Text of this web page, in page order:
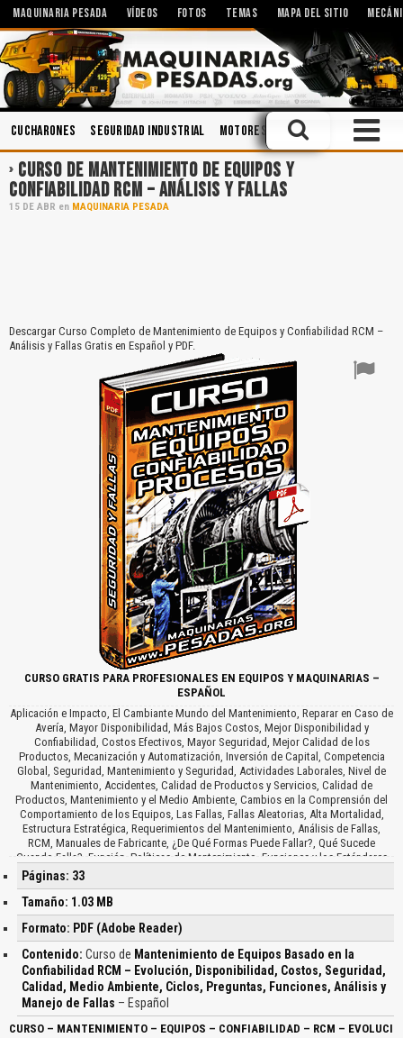
MAQUINARIA PESADA VÍDEOS FOTOS TEMAS MAPA DEL SITIO
Cucharones Seguridad Industrial Motores Accidentes
CURSO DE MANTENIMIENTO DE EQUIPOS Y
CONFIABILIDAD RCM – ANÁLISIS Y FALLAS
15 DE ABR en MAQUINARIA PESADA
Descargar Curso Completo de Mantenimiento de Equipos y Confiabilidad RCM –
Análisis y Fallas Gratis en Español y PDF.
CURSO GRATIS PARA PROFESIONALES EN EQUIPOS Y MAQUINARIAS –
ESPAÑOL
Aplicación e Impacto, El Cambiante Mundo del Mantenimiento, Reparar en Caso de
Avería, Mayor Disponibilidad, Más Bajos Costos, Mejor Disponibilidad y
Confiabilidad, Costos Efectivos, Mayor Seguridad, Mejor Calidad de los
Productos, Mecanización y Automatización, Inversión de Capital, Competencia
Global, Seguridad, Mantenimiento y Seguridad, Actividades Laborales, Nivel de
Mantenimiento, Accidentes, Calidad de Productos y Servicios, Calidad de
Productos, Mantenimiento y el Medio Ambiente, Cambios en la Comprensión del
Comportamiento de los Equipos, Las Fallas, Fallas Aleatorias, Alta Mortalidad,
Estructura Estratégica, Requerimientos del Mantenimiento, Análisis de Fallas,
RCM, Manuales de Fabricante, ¿De Qué Formas Puede Fallar?, Qué Sucede
Cuando Falla?, Función, Políticas de Mantenimiento, Funciones y los Estándares
de Funcionamiento, Funciones Primarias, Control o Comodidad, Protección,
Economía, Eficiencia, Integridad, Estructural, Análisis AMEF, AMFE o FMEA,
Función, Bombear Agua, Falla Funcional, Modo de Falla, Efecto de Falla,
Consecuencias de las Fallas, Fallas Ocultas, Consecuencias para la Seguridad y el
Medio Ambiente, Consecuencias Operacionales, Consecuencias no Operacionales,
Políticas de Manejo de las Fallas, Tareas Proactivas, Reacondicionamiento Cíclico,
Cambios en los Equipos o en los Procesos, Hoja de Decisión, Tareas Propuestas,
Intervalo Inicial, Aplicación del Proceso RCM, Grupos de Análisis, Supervisor de
Operación, Operario, Especialista, Supervisor de Mantenimiento, Técnico de
Mantenimiento, Los Beneficios de RCM, Mayor Seguridad e Integridad,
Rendimientos Operativos, Costos Efectividad, Larga Vida útil de los Equipos,
Motivación de las Personas, Equipos de Trabajo…
Páginas: 33
Tamaño: 1.03 MB
Formato: PDF (Adobe Reader)
Contenido: Curso de Mantenimiento de Equipos Basado en la
Confiabilidad RCM – Evolución, Disponibilidad, Costos, Seguridad,
Calidad, Medio Ambiente, Ciclos, Preguntas, Funciones, Análisis y
Manejo de Fallas – Español
CURSO – MANTENIMIENTO – EQUIPOS – CONFIABILIDAD – RCM –